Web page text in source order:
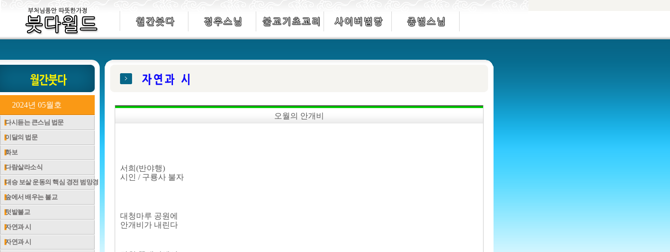
2024년 05월호
다시듣는 큰스님 법문
이달의 법문
화보
다람살라소식
대승 보살 운동의 핵심 경전 범망경
숲에서 배우는 불교
텃밭불교
자연과 시
자연과 시
오월의 안개비
서희(반야행)
시인 / 구룡사 불자
대청마루 공원에
안개비가 내린다